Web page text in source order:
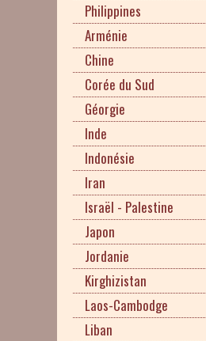
Philippines
Arménie
Chine
Corée du Sud
Géorgie
Inde
Indonésie
Iran
Israël - Palestine
Japon
Jordanie
Kirghizistan
Laos-Cambodge
Liban